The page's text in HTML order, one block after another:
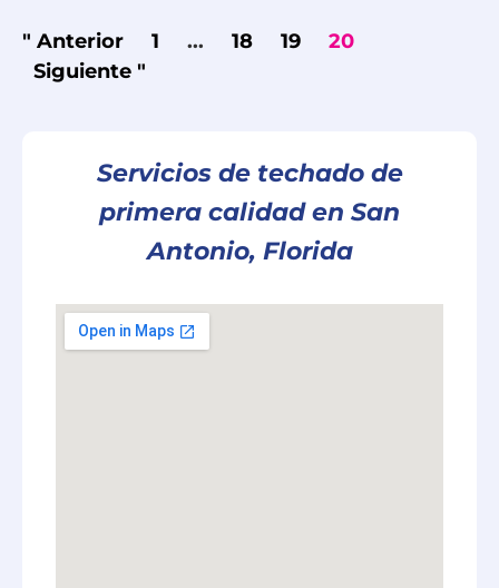
" Anterior 1 ... 18 19
20
Siguiente "
Servicios de techado de
primera calidad en San
Antonio, Florida